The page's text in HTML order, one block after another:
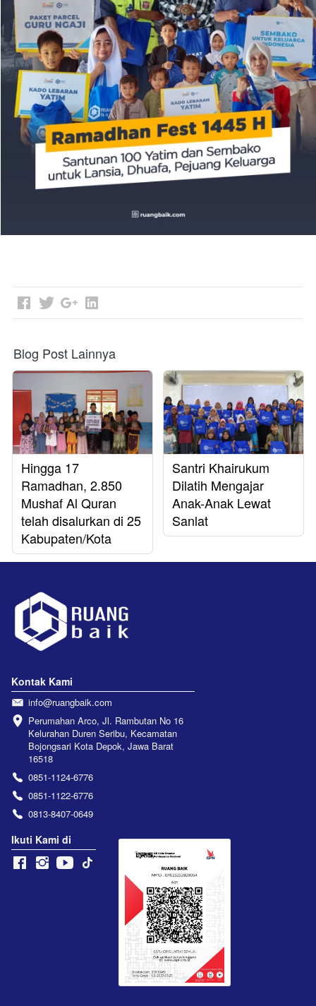
Blog Post Lainnya
Hingga 17
Ramadhan, 2.850
Mushaf Al Quran
telah disalurkan di 25
Kabupaten/Kota
Santri Khairukum
Dilatih Mengajar
Anak-Anak Lewat
Sanlat
Kontak Kami
info@ruangbaik.com
Perumahan Arco, Jl. Rambutan No 16
Kelurahan Duren Seribu, Kecamatan
Bojongsari Kota Depok, Jawa Barat
16518
0851-1124-6776
0851-1122-6776
0813-8407-0649
Ikuti Kami di